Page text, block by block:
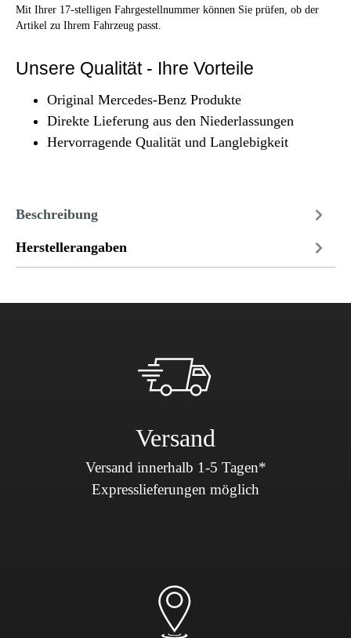
Mit Ihrer 17-stelligen Fahrgestellnummer können Sie prüfen, ob der
Artikel zu Ihrem Fahrzeug passt.
Unsere Qualität - Ihre Vorteile
Original Mercedes-Benz Produkte
Direkte Lieferung aus den Niederlassungen
Hervorragende Qualität und Langlebigkeit
Beschreibung
Herstellerangaben
Versand
Versand innerhalb 1-5 Tagen*
Expresslieferungen möglich